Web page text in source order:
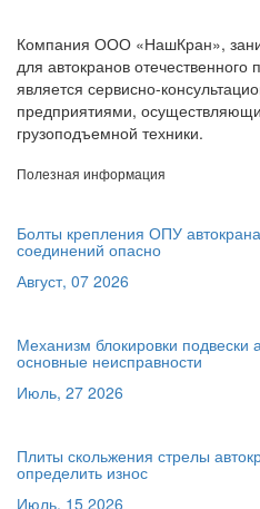
Компания ООО «НашКран»,
для автокранов отечественного
является сервисно-
предприятиями,
грузоподъемной техники.
Полезная информация
Болты крепления ОПУ
соединений опасно
Август, 07 2026
Механизм блокировки подвески
основные неисправности
Июль, 27 2026
Плиты скольжения стрелы
определить износ
Июль, 15 2026